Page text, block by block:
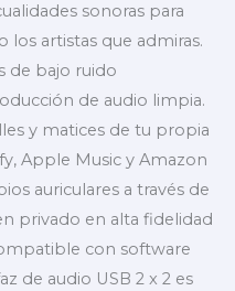
sonoras para
los artistas que admiras.
de bajo ruido
de audio limpia.
y matices de tu propia
Apple Music y Amazon
auriculares a través de
privado en alta fidelidad
con software
de audio USB 2 x 2 es